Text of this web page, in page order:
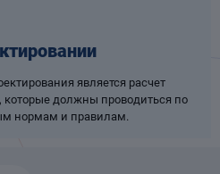
является расчет
которые должны проводиться по
нормам и правилам.